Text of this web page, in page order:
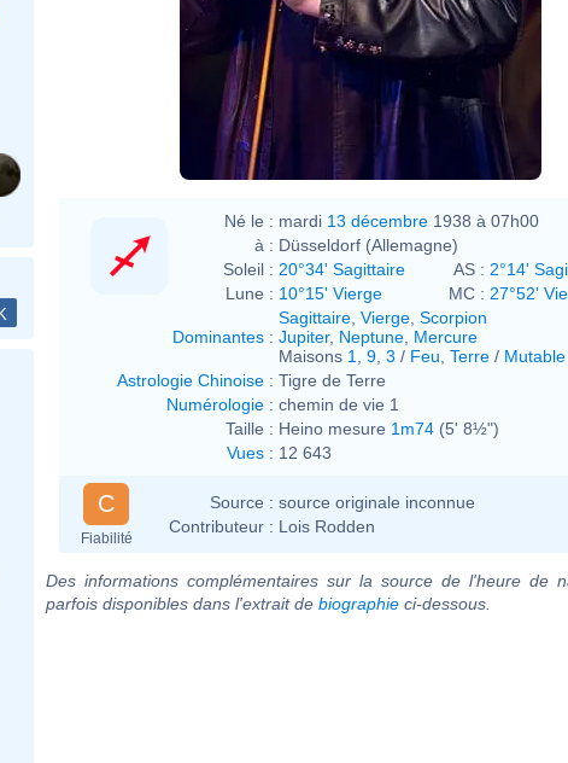
Né le : mardi 13 décembre 1938 à 07h00
à : Düsseldorf (Allemagne)
Soleil : 20°34' Sagittaire AS : 2°14'
Lune : 10°15' Vierge MC : 27°52'
Dominantes :
Sagittaire Vierge Scorpion
Jupiter, Neptune Mercure
Maisons 1 9 3 / Feu Terre / Mutable
Astrologie Chinoise : Tigre de Terre
Numérologie : chemin de vie 1
Taille : Heino mesure 1m74 (5' 8½")
Vues : 12 643
C
Fiabilité
Source : source originale inconnue
Contributeur : Lois Rodden
Des informations complémentaires sur la source de l'heure de
parfois disponibles dans l'extrait de biographie ci-dessous.